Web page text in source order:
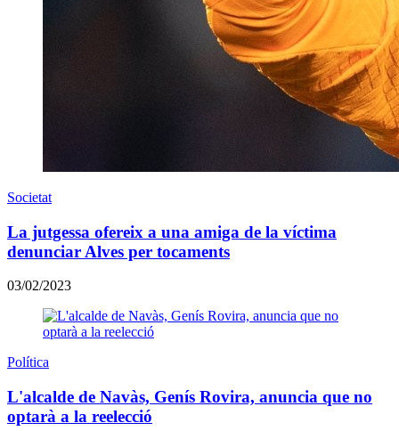
Societat
La jutgessa ofereix a una amiga de la víctima
denunciar Alves per tocaments
03/02/2023
Política
L'alcalde de Navàs, Genís Rovira, anuncia que no
optarà a la reelecció